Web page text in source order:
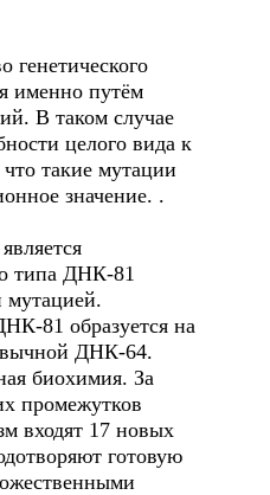
генетического
именно путём
В таком случае
целого вида к
такие мутации
значение. .
типа ДНК-81
мутацией.
81 образуется на
ДНК-64.
биохимия. За
промежутков
входят 17 новых
готовую